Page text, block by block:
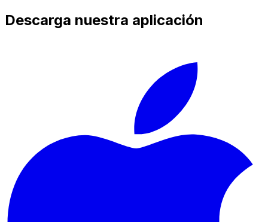
Descarga nuestra aplicación